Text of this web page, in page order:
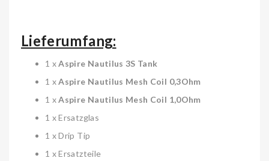
Lieferumfang:
1 xAspire Nautilus 3S Tank
1 xAspire Nautilus Mesh Coil 0,3Ohm
1 xAspire Nautilus Mesh Coil 1,0Ohm
1 x Ersatzglas
1 x Drip Tip
1 x Ersatzteile